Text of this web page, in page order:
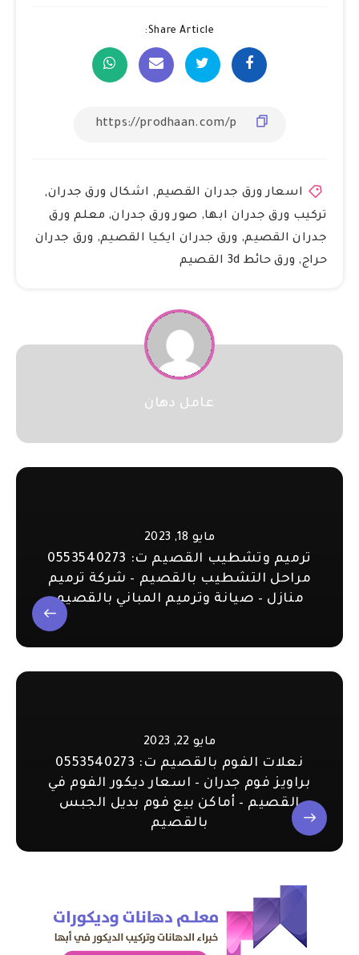
Share Article:
اسعار ورق جدران القصيم, اشكال ورق جدران,
تركيب ورق جدران ابها, صور ورق جدران, معلم ورق
جدران القصيم, ورق جدران ايكيا القصيم, ورق جدران
حراج, ورق حائط 3d القصيم
عامل دهان
مايو 18, 2023
ترميم وتشطيب القصيم ت: 0553540273
مراحل التشطيب بالقصيم – شركة ترميم
منازل – صيانة وترميم المباني بالقصيم
مايو 22, 2023
نعلات الفوم بالقصيم ت: 0553540273
براويز فوم جدران – اسعار ديكور الفوم في
القصيم – أماكن بيع فوم بديل الجبس
بالقصيم